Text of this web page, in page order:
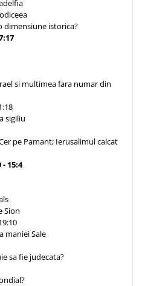
dimensiune istorica?
si multimea fara numar din
sigiliu
pe Pamant; Ierusalimul calcat
- 15:4
Sion
maniei Sale
sa fie judecata?